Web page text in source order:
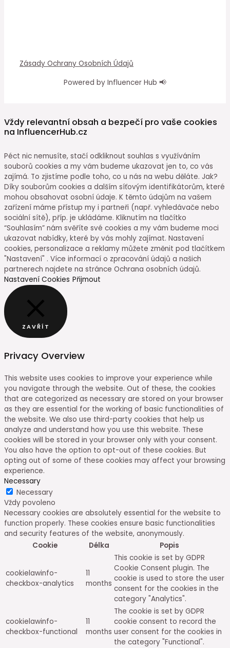
Zásady Ochrany Osobních Údajů
Powered by Influencer Hub 📢
Vždy relevantní obsah a bezpečí pro vaše cookies
na InfluencerHub.cz
Péct nic nemusíte, stačí odkliknout souhlas s využíváním
souborů cookies a my vám budeme ukazovat jen to, co vás
zajímá. To zjistíme podle toho, co u nás na webu děláte. Jak?
Díky souborům cookies a dalším síťovým identifikátorům, které
mohou obsahovat osobní údaje. K těmto údajům na vašem
zařízení máme přístup my i partneři (např. vyhledávače nebo
sociální sítě), příp. je ukládáme. Kliknutím na tlačítko
“Souhlasím” nám svěříte své cookies a my vám budeme moci
ukazovat nabídky, které by vás mohly zajímat. Nastavení
cookies, personalizace a reklamy můžete změnit pod tlačítkem
"Nastavení" . Více informací o zpracování údajů a našich
partnerech najdete na stránce Ochrana osobních údajů.
Nastavení Cookies Přijmout
ZAVŘÍT
Privacy Overview
This website uses cookies to improve your experience while
you navigate through the website. Out of these, the cookies
that are categorized as necessary are stored on your browser
as they are essential for the working of basic functionalities of
the website. We also use third-party cookies that help us
analyze and understand how you use this website. These
cookies will be stored in your browser only with your consent.
You also have the option to opt-out of these cookies. But
opting out of some of these cookies may affect your browsing
experience.
Necessary
Necessary
Vždy povoleno
Necessary cookies are absolutely essential for the website to
function properly. These cookies ensure basic functionalities
and security features of the website, anonymously.
Cookie
Délka Popis
cookielawinfo-
checkbox-analytics
11
months
This cookie is set by GDPR
Cookie Consent plugin. The
cookie is used to store the user
consent for the cookies in the
category "Analytics".
cookielawinfo-
checkbox-functional
11
months
The cookie is set by GDPR
cookie consent to record the
user consent for the cookies in
the category "Functional".